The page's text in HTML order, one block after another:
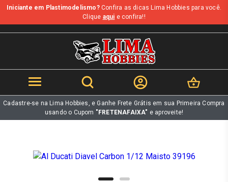
b
Iniciante em Plastimodelismo?Confira as dicas Lima Hobbies para você.
Clique aqui e confira!!
Cadastre-se na Lima Hobbies, e Ganhe Frete Grátis em sua Primeira Compra
usando o Cupom "FRETENAFAIXA" e aproveite!